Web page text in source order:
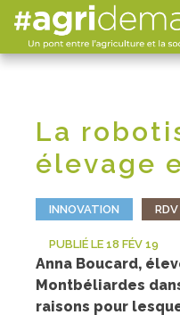
La
élevage
INNOVATION RDV
PUBLIÉ LE 18 FÉV 19
Anna Boucard,
Montbéliardes
raisons pour